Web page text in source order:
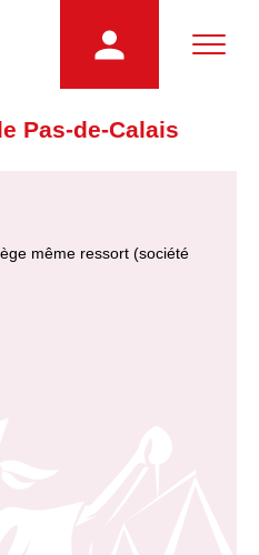
Pas-de-Calais
même ressort (société